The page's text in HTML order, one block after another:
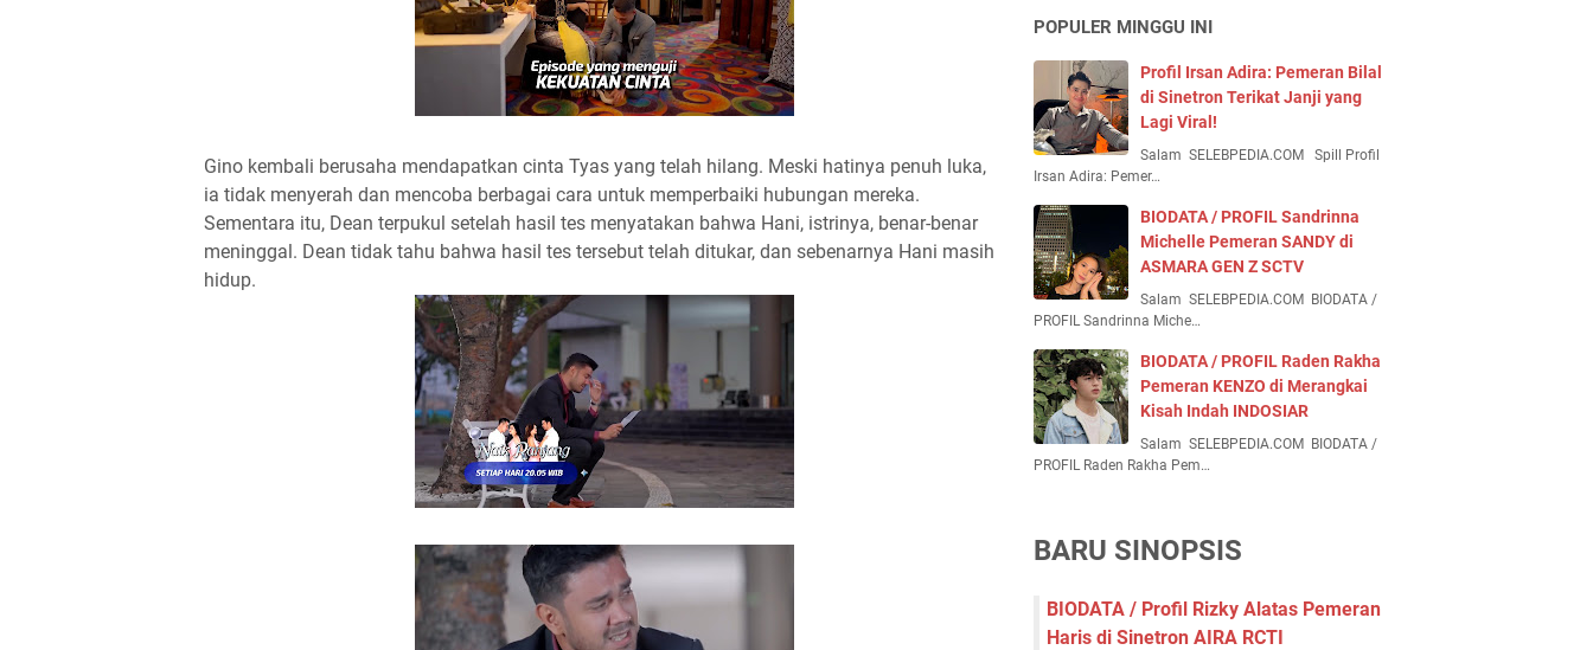
Gino kembali berusaha mendapatkan cinta Tyas yang telah hilang. Meski hatinya penuh luka,
ia tidak menyerah dan mencoba berbagai cara untuk memperbaiki hubungan mereka.
Sementara itu, Dean terpukul setelah hasil tes menyatakan bahwa Hani, istrinya, benar-benar
meninggal. Dean tidak tahu bahwa hasil tes tersebut telah ditukar, dan sebenarnya Hani masih
hidup.
POPULER MINGGU INI
Profil Irsan Adira: Pemeran Bilal
di Sinetron Terikat Janji yang
Lagi Viral!
Salam SELEBPEDIA.COM Spill Profil
Irsan Adira: Pemer…
BIODATA / PROFIL Sandrinna
Michelle Pemeran SANDY di
ASMARA GEN Z SCTV
Salam SELEBPEDIA.COM BIODATA /
PROFIL Sandrinna Miche…
BIODATA / PROFIL Raden Rakha
Pemeran KENZO di Merangkai
Kisah Indah INDOSIAR
Salam SELEBPEDIA.COM BIODATA /
PROFIL Raden Rakha Pem…
BARU SINOPSIS
BIODATA / Profil Rizky Alatas Pemeran
Haris di Sinetron AIRA RCTI